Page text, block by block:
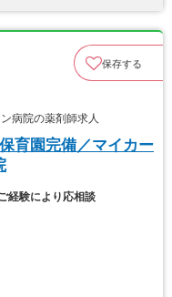
保存する
病院の薬剤師求人
育園完備／マイカー
経験により応相談